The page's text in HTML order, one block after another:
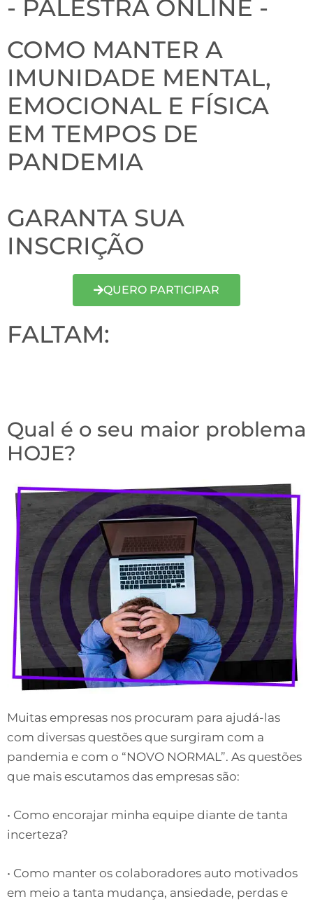
- PALESTRA ONLINE -
COMO MANTER A
IMUNIDADE MENTAL,
EMOCIONAL E FÍSICA
EM TEMPOS DE
PANDEMIA
GARANTA SUA
INSCRIÇÃO
QUERO PARTICIPAR
FALTAM:
Qual é o seu maior problema
HOJE?
Muitas empresas nos procuram para ajudá-las
com diversas questões que surgiram com a
pandemia e com o “NOVO NORMAL”. As questões
que mais escutamos das empresas são:
• Como encorajar minha equipe diante de tanta
incerteza?
• Como manter os colaboradores auto motivados
em meio a tanta mudança, ansiedade, perdas e